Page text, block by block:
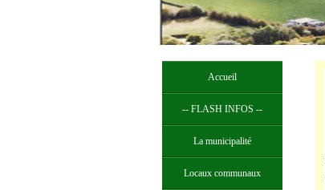
Accueil
-- FLASH INFOS --
La municipalité
Locaux communaux